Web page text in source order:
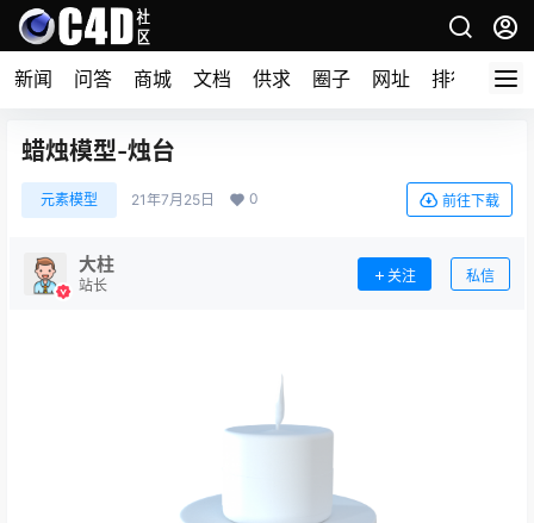
新闻 问答 商城 文档 供求 圈子 网址 排行榜
蜡烛模型-烛台
元素模型 21年7月25日 0 前往下载
大柱
站长
关注 私信